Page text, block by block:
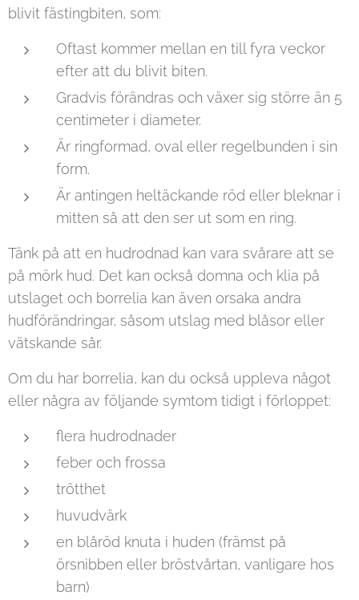
blivit fästingbiten, som:
Oftast kommer mellan en till fyra veckor
efter att du blivit biten.
Gradvis förändras och växer sig större än 5
centimeter i diameter.
Är ringformad, oval eller regelbunden i sin
form.
Är antingen heltäckande röd eller bleknar i
mitten så att den ser ut som en ring.
Tänk på att en hudrodnad kan vara svårare att se
på mörk hud. Det kan också domna och klia på
utslaget och borrelia kan även orsaka andra
hudförändringar, såsom utslag med blåsor eller
vätskande sår.
Om du har borrelia, kan du också uppleva något
eller några av följande symtom tidigt i förloppet:
flera hudrodnader
feber och frossa
trötthet
huvudvärk
en blåröd knuta i huden (främst på
örsnibben eller bröstvårtan, vanligare hos
barn)